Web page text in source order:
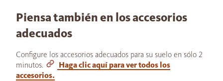
Piensa también en los accesorios
adecuados
Configure los accesorios adecuados para su suelo en sólo 2
minutos.
Haga clic aquí para ver todos los
accesorios.